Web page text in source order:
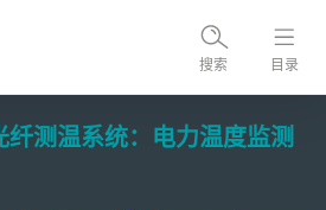
搜索 目录
纤测温系统：电力温度监测